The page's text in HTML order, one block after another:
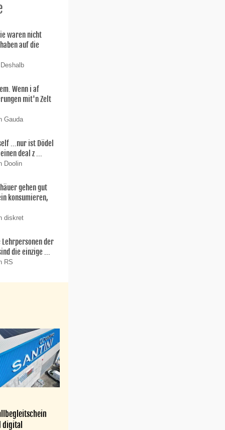
waren nicht
auf die
Wenn i af
mit'n Zelt
Gauda
...nur ist Dödel
deal z ...
Doolin
gehen gut
konsumieren,
diskret
der
die einzige ...
RS
digital